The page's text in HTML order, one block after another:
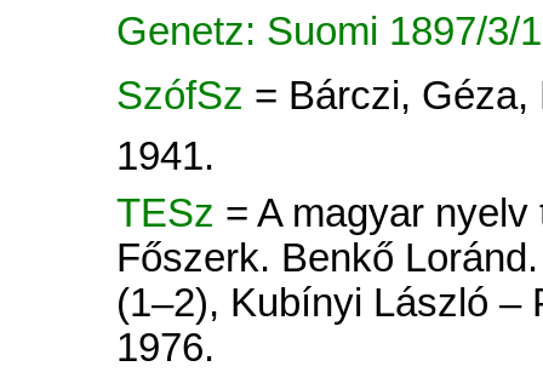
Genetz: Suomi 1897/3/
SzófSz = Bárczi, Géza,
1941.
TESz = A magyar
Főszerk. Benkő
(1–2), Kubínyi László –
1976.